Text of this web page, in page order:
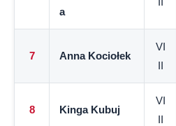
a
7 Anna Kociołek
VI
II
8 Kinga Kubuj
VI
II